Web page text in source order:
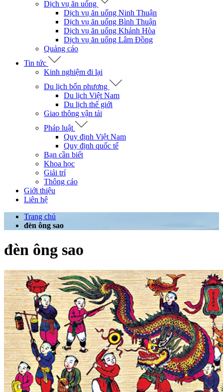
Dịch vụ ăn uống
Dịch vụ ăn uống Ninh Thuận
Dịch vụ ăn uống Bình Thuận
Dịch vụ ăn uống Khánh Hòa
Dịch vụ ăn uống Lâm Đồng
Quảng cáo
Tin tức
Kinh nghiệm đi lại
Du lịch bốn phương
Du lịch Việt Nam
Du lịch thế giới
Giao thông vận tải
Pháp luật
Quy định Việt Nam
Quy định quốc tế
Bạn cần biết
Khoa học
Giải trí
Thông cáo
Giới thiệu
Liên hệ
Trang chủ
đèn ông sao
đèn ông sao